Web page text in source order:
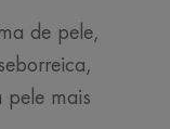
de pele,
pele mais